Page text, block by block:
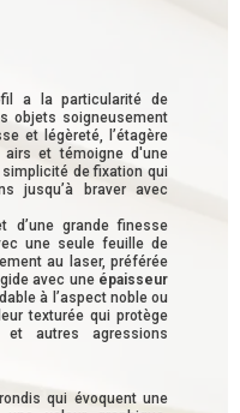
a la particularité de
objets soigneusement
et légèreté, l’étagère
et témoigne d'une
de fixation qui
jusqu’à braver avec
d’une grande finesse
une seule feuille de
au laser, préférée
avec une épaisseur
à l’aspect noble ou
texturée qui protège
et autres agressions
qui évoquent une